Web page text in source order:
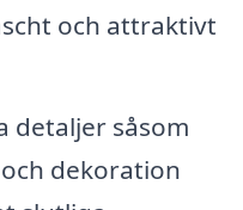
och attraktivt
detaljer såsom
dekoration